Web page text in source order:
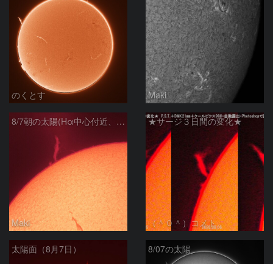
のくとす Maki
8/7朝の太陽(Hα中心付近、プロミネンス)
Maki
★サージ３日間の変化★
（＾０＾）コメト
太陽面（8月7日） 8/07の太陽